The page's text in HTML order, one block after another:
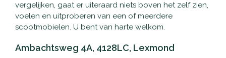
vergelijken, gaat er uiteraard niets boven het zelf zien,
voelen en uitproberen van een of meerdere
scootmobielen. U bent van harte welkom.
Ambachtsweg 4A, 4128LC, Lexmond